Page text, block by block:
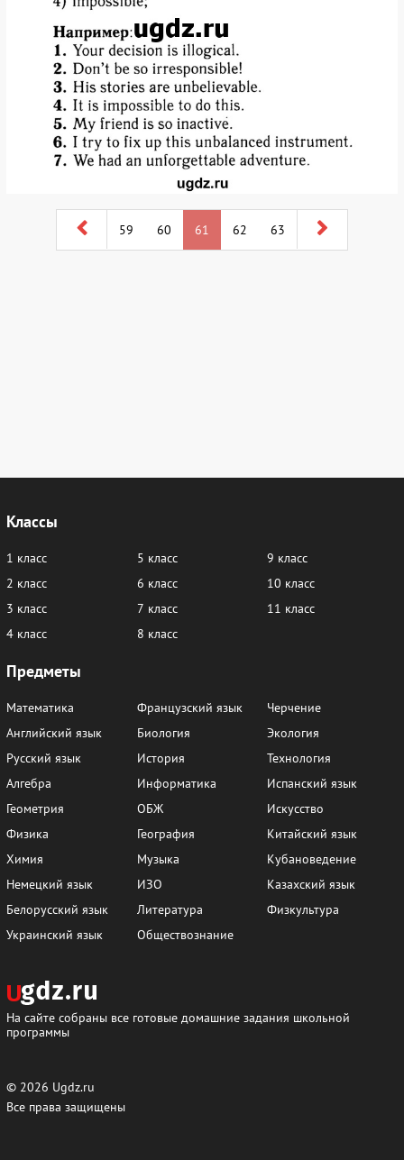
59 60 61 62 63
Классы
1 класс
2 класс
3 класс
4 класс
5 класс
6 класс
7 класс
8 класс
9 класс
10 класс
11 класс
Предметы
Математика
Английский язык
Русский язык
Алгебра
Геометрия
Физика
Химия
Немецкий язык
Белорусский язык
Украинский язык
Французский язык
Биология
История
Информатика
ОБЖ
География
Музыка
ИЗО
Литература
Обществознание
Черчение
Экология
Технология
Испанский язык
Искусство
Китайский язык
Кубановедение
Казахский язык
Физкультура
На сайте собраны все готовые домашние задания школьной
программы
© 2026 Ugdz.ru
Все права защищены